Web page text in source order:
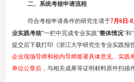
二、系统考核申请流程
符合考核申请条件的研究生请于7月 6 日 -8
业实践考核”一栏中完成专业实践“整体情况”和“
提交后下载打印《浙江大学研究生专业实践报
企业现场导师和校内导师签署具体意见、实践
单位公章后 ，与相关成果等证明材料原件扫描